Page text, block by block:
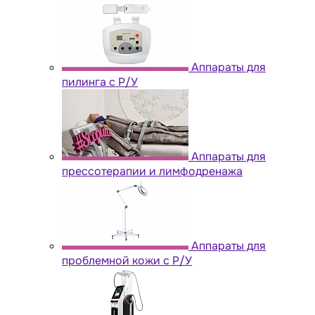
Аппараты для
пилинга с Р/У
Аппараты для
прессотерапии и лимфодренажа
Аппараты для
проблемной кожи с Р/У